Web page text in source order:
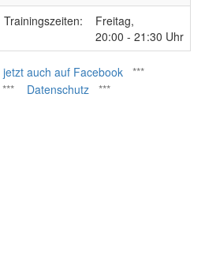
Trainingszeiten:
Freitag,
20:00 - 21:30 Uhr
jetzt auch auf Facebook***
*** Datenschutz ***